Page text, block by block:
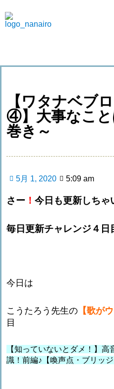
【ワタナベブ
④】大事なこと
巻き～
5月 1, 2020 5:09 am
さー ！ 今日も更新しちゃ
毎日更新チャレンジ４日
今日は
こうたろう先生の 【歌が
目
【知っていないとダメ！】
識！前編♪【喚声点・ブリッジ